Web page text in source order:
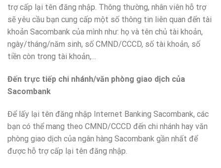
trợ cấp lại tên đăng nhập. Thông thường, nhân viên hỗ trợ
sẽ yêu cầu bạn cung cấp một số thông tin liên quan đến tài
khoản Sacombank của mình như: họ và tên chủ tài khoản,
ngày/tháng/năm sinh, số CMND/CCCD, số tài khoản, số
tiền còn trong tài khoản,…
Đến trực tiếp chi nhánh/văn phòng giao dịch của
Sacombank
Để lấy lại tên đăng nhập Internet Banking Sacombank, các
bạn có thể mang theo CMND/CCCD đến chi nhánh hay văn
phòng giao dịch của ngân hàng Sacombank gần nhất để
được hỗ trợ cấp lại tên đăng nhập.